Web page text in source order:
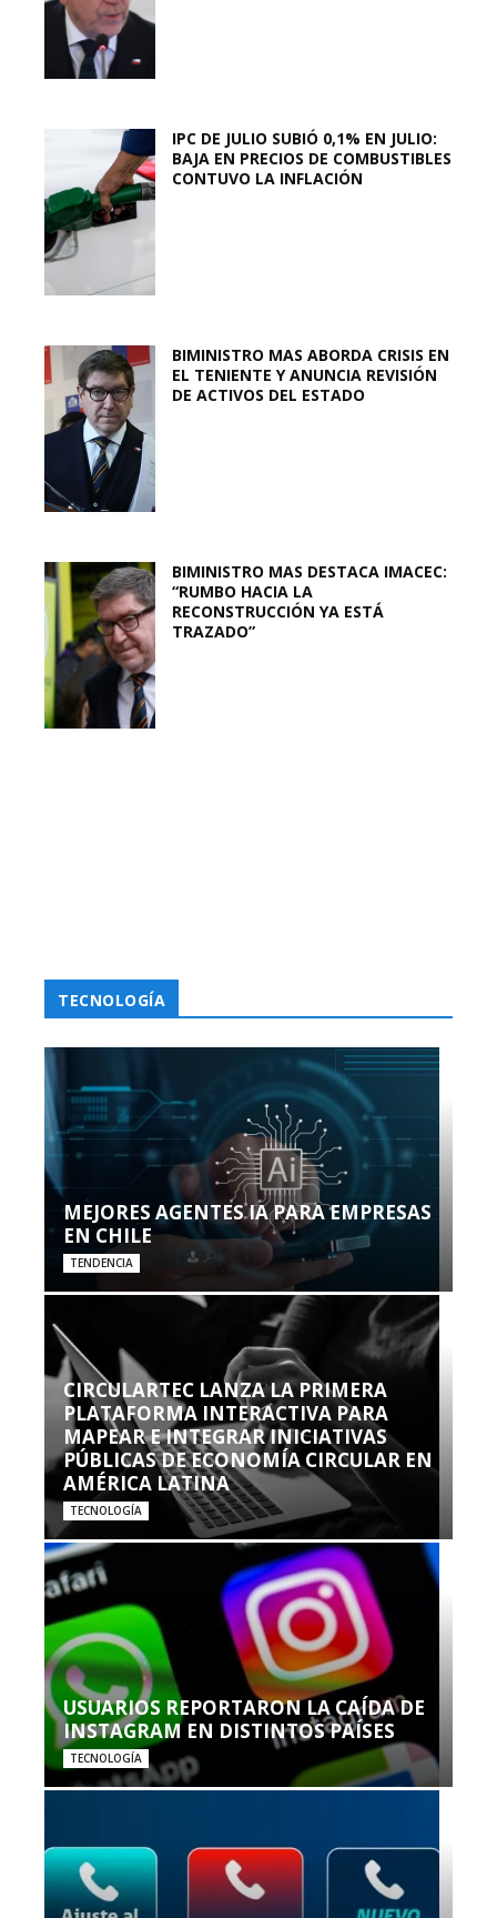
IPC DE JULIO SUBIÓ 0,1% EN JULIO:
BAJA EN PRECIOS DE COMBUSTIBLES
CONTUVO LA INFLACIÓN
BIMINISTRO MAS ABORDA CRISIS EN
EL TENIENTE Y ANUNCIA REVISIÓN
DE ACTIVOS DEL ESTADO
BIMINISTRO MAS DESTACA IMACEC:
“RUMBO HACIA LA
RECONSTRUCCIÓN YA ESTÁ
TRAZADO”
TECNOLOGÍA
MEJORES AGENTES IA PARA EMPRESAS
EN CHILE
TENDENCIA
CIRCULARTEC LANZA LA PRIMERA
PLATAFORMA INTERACTIVA PARA
MAPEAR E INTEGRAR INICIATIVAS
PÚBLICAS DE ECONOMÍA CIRCULAR EN
AMÉRICA LATINA
TECNOLOGÍA
USUARIOS REPORTARON LA CAÍDA DE
INSTAGRAM EN DISTINTOS PAÍSES
TECNOLOGÍA